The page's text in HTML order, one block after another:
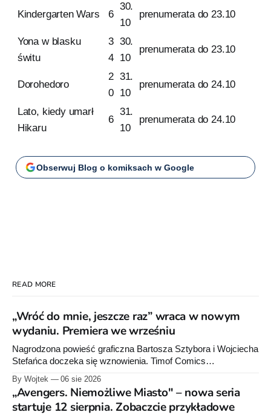
Kindergarten Wars 6
30.
10
prenumerata do 23.10
Yona w blasku
świtu
3
4
30.
10
prenumerata do 23.10
Dorohedoro
2
0
31.
10
prenumerata do 24.10
Lato, kiedy umarł
Hikaru
6
31.
10
prenumerata do 24.10
Obserwuj Blog o komiksach w Google
READ MORE
„Wróć do mnie, jeszcze raz” wraca w nowym
wydaniu. Premiera we wrześniu
Nagrodzona powieść graficzna Bartosza Sztybora i Wojciecha
Stefańca doczeka się wznowienia. Timof Comics
przygotowuje nową edycję albumu „Wróć do mnie, jeszcze
raz”, którego pierwsze wydanie ukazało się w 2015 roku.
By Wojtek 06 sie 2026
„Avengers. Niemożliwe Miasto" – nowa seria
startuje 12 sierpnia. Zobaczcie przykładowe